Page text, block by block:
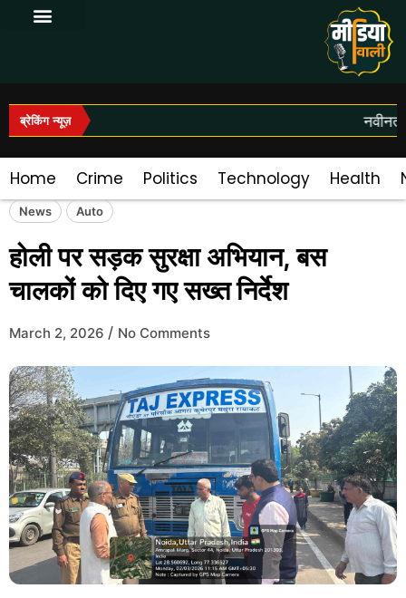
ब्रेकिंग न्यूज़
Home Crime Politics Technology Health
News Auto
होली पर सड़क सुरक्षा अभियान, बस
चालकों को दिए गए सख्त निर्देश
March 2, 2026 / No Comments